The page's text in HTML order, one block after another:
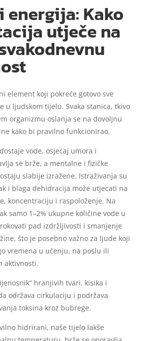
energija: Kako
utječe na
element koji pokreće gotovo sve
u ljudskom tijelu. Svaka stanica, tkivo
organizmu oslanja se na dovoljnu
kako bi pravilno funkcionirao.
vode, osjećaj umora i
se brže, a mentalne i fizičke
slabije izražene. Istraživanja su
i blaga dehidracija može utjecati na
koncentraciju i raspoloženje. Na
samo 1–2% ukupne količine vode u
pad izdržljivosti i smanjenje
što je posebno važno za ljude koji
vremena u učenju, na poslu ili
aktivnosti.
hranjivih tvari, kisika i
održava cirkulaciju i podržava
toksina kroz bubrege.
hidrirani, naše tijelo lakše